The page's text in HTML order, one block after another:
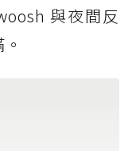
與夜間反